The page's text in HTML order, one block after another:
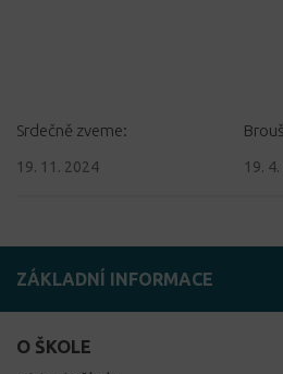
Srdečně zveme:
19. 11. 2024 19.
ZÁKLADNÍ INFORMACE
O ŠKOLE